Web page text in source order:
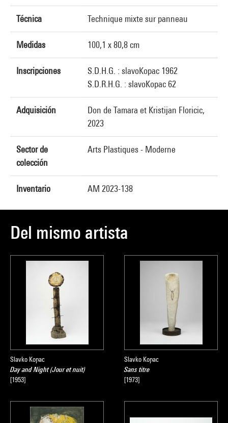
Técnica Technique mixte sur panneau
Medidas 100,1 x 80,8 cm
Inscripciones
S.D.H.G. : slavoKopac 1962
S.D.R.H.G. : slavoKopac 62
Adquisición
Don de Tamara et Kristijan Floricic,
2023
Sector de
colección
Arts Plastiques - Moderne
Inventario AM 2023-138
Del mismo artista
Slavko Kopac
Day and Night (Jour et nuit)
[1953]
Slavko Kopac
Sans titre
[1973]